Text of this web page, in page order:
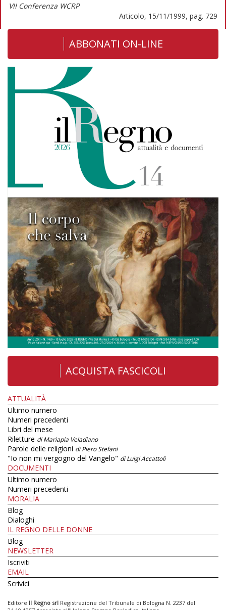
VII Conferenza WCRP
Articolo, 15/11/1999, pag. 729
ABBONATI ON-LINE
ACQUISTA FASCICOLI
ATTUALITÀ
Ultimo numero
Numeri precedenti
Libri del mese
Riletture di Mariapia Veladiano
Parole delle religioni di Piero Stefani
"Io non mi vergogno del Vangelo" di Luigi Accattoli
DOCUMENTI
Ultimo numero
Numeri precedenti
MORALIA
Blog
Dialoghi
IL REGNO DELLE DONNE
Blog
NEWSLETTER
Iscriviti
EMAIL
Scrivici
Editore Il Regno srl Registrazione del Tribunale di Bologna N. 2237 del